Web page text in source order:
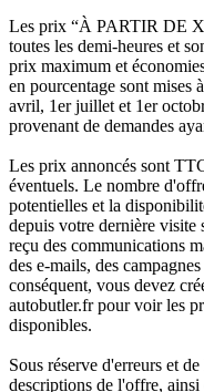
Les prix “À PARTIR DE
toutes les demi-heures et
prix maximum et
en pourcentage sont mises
avril, 1er juillet et 1er
provenant de demandes
Les prix annoncés sont
éventuels. Le nombre
potentielles et la
depuis votre dernière visite
reçu des communications
des e-mails, des
conséquent, vous devez
autobutler.fr pour voir les
disponibles.
Sous réserve d'erreurs et
descriptions de l'offre, ainsi